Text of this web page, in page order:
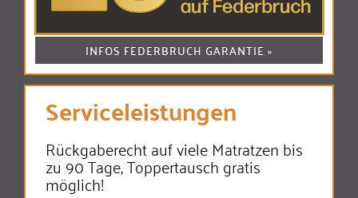
INFOS FEDERBRUCH GARANTIE »
Serviceleistungen
Rückgaberecht auf viele Matratzen bis
zu 90 Tage, Toppertausch gratis
möglich!